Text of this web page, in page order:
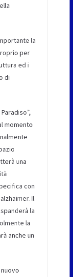
la
per
ed i
di
momento
una
con
Il
la
la
anche un